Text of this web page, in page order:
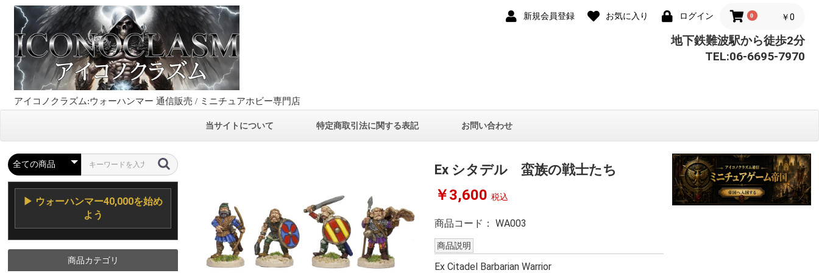
新規会員登録 お気に入り ログイン 0 ￥0
アイコノクラズム:ウォーハンマー 通信販売 / ミニチュアホビー専門店
地下鉄難波駅から徒歩2分
TEL:06-6695-7970
当サイトについて 特定商取引法に関する表記 お問い合わせ
▶ ウォーハンマー40,000を始め
よう
商品カテゴリ
Ex シタデル 蛮族の戦士たち
￥3,600 税込
商品コード：WA003
商品説明
Ex Citadel Barbarian Warrior